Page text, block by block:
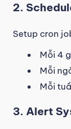
2.
Setup cron
Mỗi 4
Mỗi
Mỗi
3. Alert